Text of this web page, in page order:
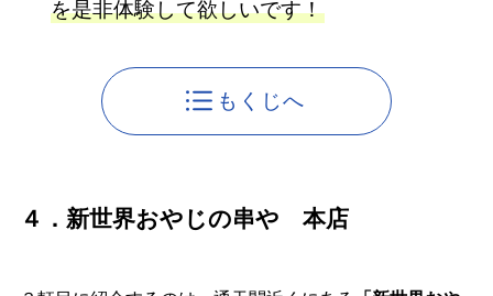
を是非体験して欲しいです！
もくじへ
４．新世界おやじの串や 本店